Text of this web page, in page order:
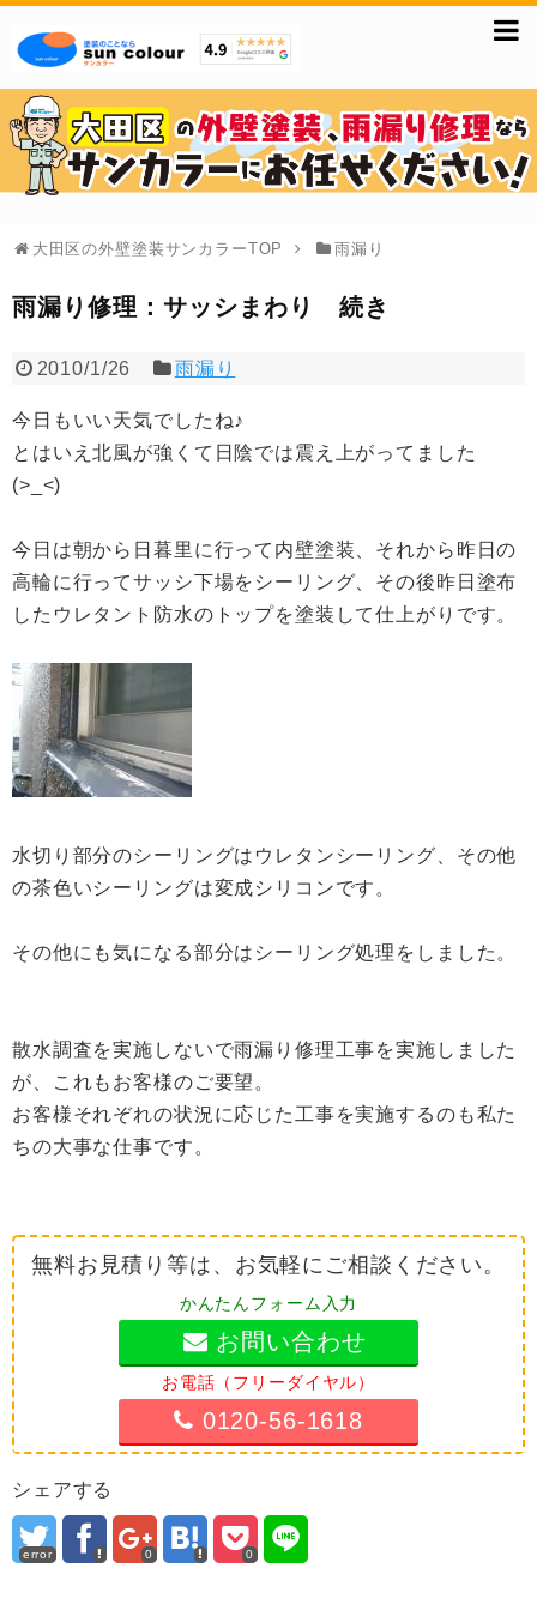
大田区の外壁塗装サンカラーTOP 雨漏り
雨漏り修理：サッシまわり 続き
2010/1/26 雨漏り
今日もいい天気でしたね♪
とはいえ北風が強くて日陰では震え上がってました
(>_<)
今日は朝から日暮里に行って内壁塗装、それから昨日の
高輪に行ってサッシ下場をシーリング、その後昨日塗布
したウレタント防水のトップを塗装して仕上がりです。
水切り部分のシーリングはウレタンシーリング、その他
の茶色いシーリングは変成シリコンです。
その他にも気になる部分はシーリング処理をしました。
散水調査を実施しないで雨漏り修理工事を実施しました
が、これもお客様のご要望。
お客様それぞれの状況に応じた工事を実施するのも私た
ちの大事な仕事です。
無料お見積り等は、お気軽にご相談ください。
かんたんフォーム入力
お問い合わせ
お電話（フリーダイヤル）
0120-56-1618
シェアする
error 0 0